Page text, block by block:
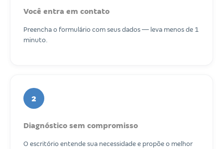
Você entra em contato
Preencha o formulário com seus dados — leva menos de 1
minuto.
2
Diagnóstico sem compromisso
O escritório entende sua necessidade e propõe o melhor